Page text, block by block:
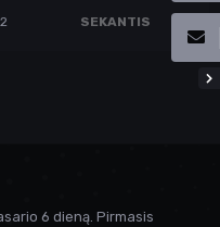
SEKANTIS
6 dieną. Pirmasis